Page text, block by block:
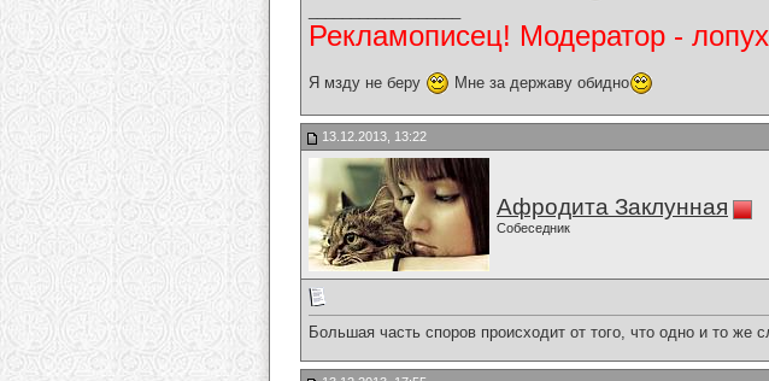
Рекламописец! Модератор -
Я мзду не беру Мне за державу обидно
13.12.2013, 13:22
Афродита Заклунная
Собеседник
Большая часть споров происходит от того, что одно и то